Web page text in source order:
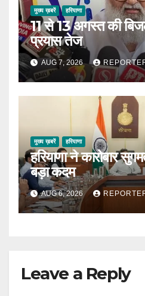
मुख्य ख़बरें हरियाणा
11 से 13 अगस्त की
प्रयास तेज
AUG 7, 2026
मुख्य ख़बरें हरियाणा
हरियाणा ने कारोबार
बड़ा कदम
AUG 6, 2026
Leave a Reply